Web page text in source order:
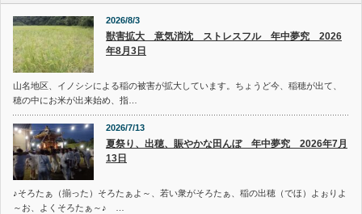
2026/8/3
獣害拡大 意気消沈 ストレスフル 年中夢究 2026
年8月3日
山名地区、イノシシによる稲の被害が拡大しています。ちょうど今、稲穂が出て、
穂の中にお米が出来始め、指…
2026/7/13
夏祭り、出穂、賑やかな田んぼ 年中夢究 2026年7月
13日
♪そろたぁ（揃った）そろたぁよ～、若い衆がそろたぁ、稲の出穂（でほ）よぉりよ
～お、よくそろたぁ～♪ …